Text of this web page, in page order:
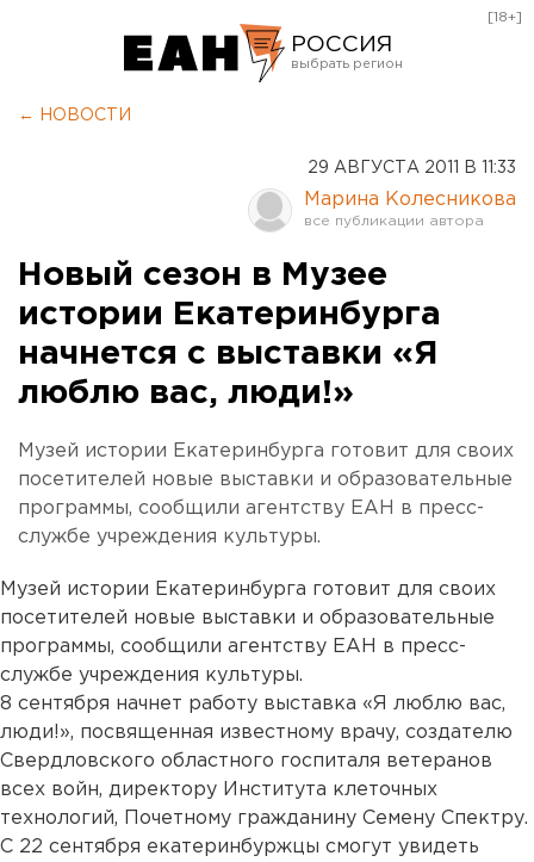
РОССИЯ
Оренбург
[18+]
← НОВОСТИ
29 АВГУСТА 2011 В 11:33
Марина Колесникова
Новый сезон в Музее
истории Екатеринбурга
начнется с выставки «Я
люблю вас, люди!»
Музей истории Екатеринбурга готовит для своих
посетителей новые выставки и образовательные
программы, сообщили агентству ЕАН в пресс-
службе учреждения культуры.
Музей истории Екатеринбурга готовит для своих
посетителей новые выставки и образовательные
программы, сообщили агентству ЕАН в пресс-
службе учреждения культуры.
8 сентября начнет работу выставка «Я люблю вас,
люди!», посвященная известному врачу, создателю
Свердловского областного госпиталя ветеранов
всех войн, директору Института клеточных
технологий, Почетному гражданину Семену Спектру.
С 22 сентября екатеринбуржцы смогут увидеть